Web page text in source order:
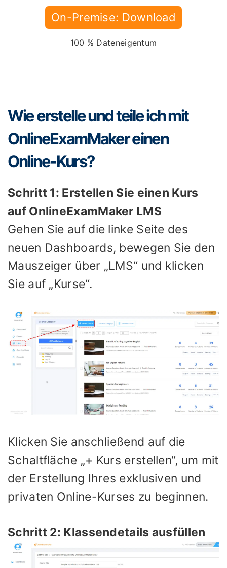
On-Premise: Download
100 % Dateneigentum
Wie erstelle und teile ich mit
OnlineExamMaker einen
Online-Kurs?
Schritt 1: Erstellen Sie einen Kurs
auf OnlineExamMaker LMS
Gehen Sie auf die linke Seite des
neuen Dashboards, bewegen Sie den
Mauszeiger über „LMS“ und klicken
Sie auf „Kurse“.
Klicken Sie anschließend auf die
Schaltfläche „+ Kurs erstellen“, um mit
der Erstellung Ihres exklusiven und
privaten Online-Kurses zu beginnen.
Schritt 2: Klassendetails ausfüllen